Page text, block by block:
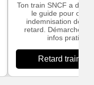
Ton train SNCF a du
le guide pour
indemnisation dès
retard. Démarches
infos
Retard train